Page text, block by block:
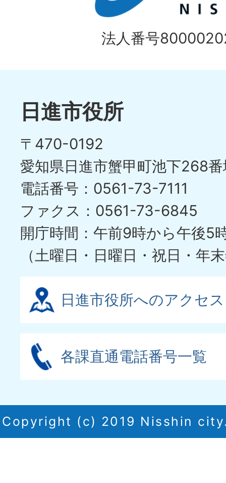
法人番号
日進市役所
〒470-0192
愛知県日進市蟹甲町池下268
電話番号：0561-73-7111
ファクス：0561-73-6845
開庁時間：午前9時から午後5
（土曜日・日曜日・祝日・年
日進市役所へのアクセス
各課直通電話番号一覧
Copyright (c) 2019 Nisshin